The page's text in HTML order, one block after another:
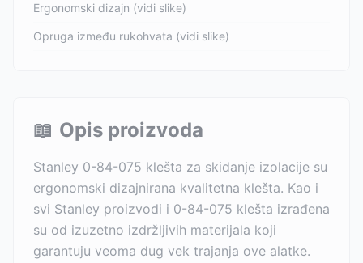
Ergonomski dizajn (vidi slike)
Opruga između rukohvata (vidi slike)
📖 Opis proizvoda
Stanley 0-84-075 klešta za skidanje izolacije su
ergonomski dizajnirana kvalitetna klešta. Kao i
svi Stanley proizvodi i 0-84-075 klešta izrađena
su od izuzetno izdržljivih materijala koji
garantuju veoma dug vek trajanja ove alatke.